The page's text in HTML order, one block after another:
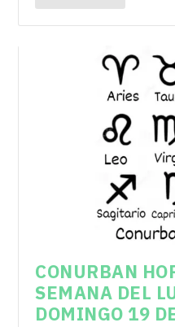
CONURBAN
SEMANA DEL
DOMINGO 19